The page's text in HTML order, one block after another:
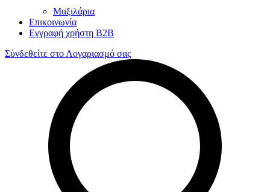
Μαξιλάρια
Επικοινωνία
Εγγραφή χρήστη B2B
Σύνδεθείτε στο Λογαριασμό σας